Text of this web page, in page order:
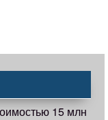
15 млн